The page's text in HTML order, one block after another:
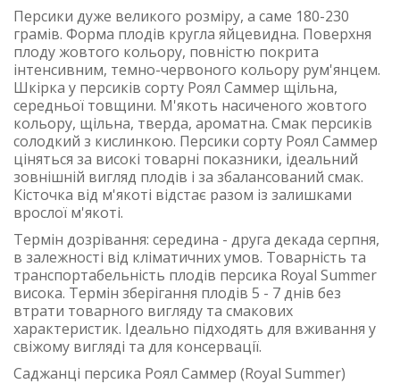
Персики дуже великого розміру, а саме 180-230
грамів. Форма плодів кругла яйцевидна. Поверхня
плоду жовтого кольору, повністю покрита
інтенсивним, темно-червоного кольору рум'янцем.
Шкірка у персиків сорту Роял Саммер щільна,
середньої товщини. М'якоть насиченого жовтого
кольору, щільна, тверда, ароматна. Смак персиків
солодкий з кислинкою. Персики сорту Роял Саммер
ціняться за високі товарні показники, ідеальний
зовнішній вигляд плодів і за збалансований смак.
Кісточка від м'якоті відстає разом із залишками
врослої м'якоті.
Термін дозрівання: середина - друга декада серпня,
в залежності від кліматичних умов. Товарність та
транспортабельність плодів персика Royal Summer
висока. Термін зберігання плодів 5 - 7 днів без
втрати товарного вигляду та смакових
характеристик. Ідеально підходять для вживання у
свіжому вигляді та для консервації.
Саджанці персика Роял Саммер (Royal Summer)